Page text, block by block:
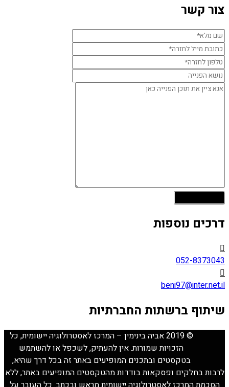
צור קשר
דרכים נוספות
052-8373043
beni97@inter.net.il
שיתוף ברשתות החברתיות
© 2019 אביה בינימין – המרכז לאסטרולוגיה יישומית, כל
הזכויות שמורות. אין להעתיק, לשכפל או להשתמש
בטקסטים ובתכנים המופיעים באתר זה בכל דרך שהיא,
לרבות בחלקים ופסקאות בודדות מהטקסטים המופיעים באתר, ללא